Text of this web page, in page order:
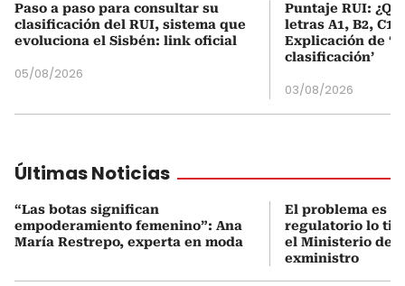
Paso a paso para consultar su
clasificación del RUI, sistema que
evoluciona el Sisbén: link oficial
05/08/2026
Puntaje RUI:
letras A1, B2, C1
Explicación de
clasificación’
03/08/2026
Últimas Noticias
“Las botas significan
empoderamiento femenino”: Ana
María Restrepo, experta en moda
El problema es
regulatorio lo
el Ministerio de
exministro